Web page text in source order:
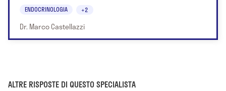
ENDOCRINOLOGIA +2
Dr. Marco Castellazzi
ALTRE RISPOSTE DI QUESTO SPECIALISTA